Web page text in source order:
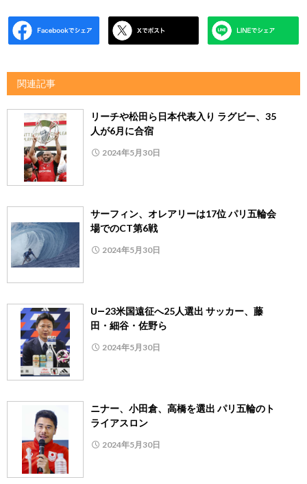
関連記事
リーチや松田ら日本代表入り ラグビー、35
人が6月に合宿
2024年5月30日
サーフィン、オレアリーは17位 パリ五輪会
場でのCT第6戦
2024年5月30日
U―23米国遠征へ25人選出 サッカー、藤
田・細谷・佐野ら
2024年5月30日
ニナー、小田倉、高橋を選出 パリ五輪のト
ライアスロン
2024年5月30日